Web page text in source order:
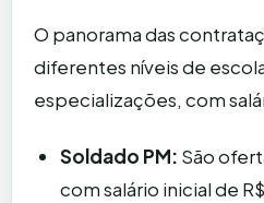
O panorama das
diferentes níveis de
especializações, com
Soldado PM: São
com salário inicial de